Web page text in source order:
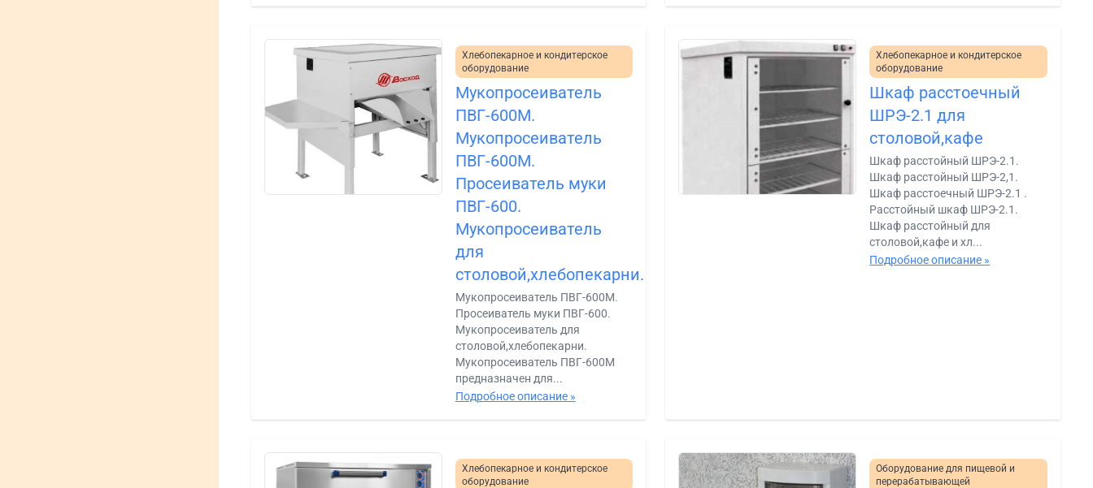
Хлебопекарное и кондитерское
оборудование
Мукопросеиватель
ПВГ-600М.
Мукопросеиватель
ПВГ-600М.
Просеиватель муки
ПВГ-600.
Мукопросеиватель
для
столовой,хлебопекарни.
Мукопросеиватель ПВГ-600М.
Просеиватель муки ПВГ-600.
Мукопросеиватель для
столовой,хлебопекарни.
Мукопросеиватель ПВГ-600М
предназначен для...
Подробное описание »
Хлебопекарное и кондитерское
оборудование
Шкаф расстоечный
ШРЭ-2.1 для
столовой,кафе
Шкаф расстойный ШРЭ-2.1.
Шкаф расстойный ШРЭ-2,1.
Шкаф расстоечный ШРЭ-2.1 .
Расстойный шкаф ШРЭ-2.1.
Шкаф расстойный для
столовой,кафе и хл...
Подробное описание »
Хлебопекарное и кондитерское
оборудование
Оборудование для пищевой и
перерабатывающей